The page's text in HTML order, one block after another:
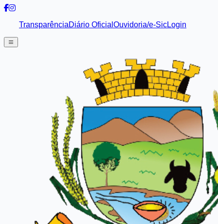
TransparênciaDiário Oficial Ouvidoria/e-SicLogin